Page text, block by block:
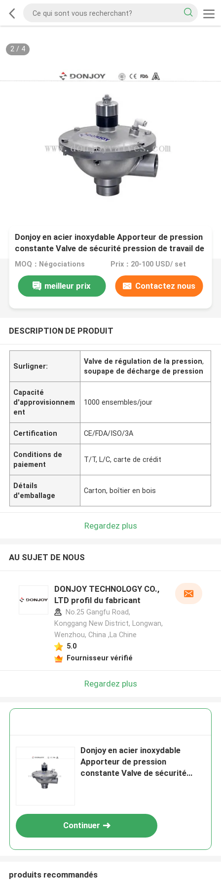
2/ 4
Donjoy en acier inoxydable Apporteur de pression
constante Valve de sécurité pression de travail de
8 bar
MOQ：Négociations Prix：20-100 USD/ set
meilleur prix Contactez nous
DESCRIPTION DE PRODUIT
Surligner:
Valve de régulation de la pression,
soupape de décharge de pression
Capacité
d'approvisionnem
ent
1000 ensembles/jour
Certification CE/FDA/ISO/3A
Conditions de
paiement
T/T, L/C, carte de crédit
Détails
d'emballage
Carton, boîtier en bois
Regardez plus
AU SUJET DE NOUS
DONJOY TECHNOLOGY CO.,
LTD profil du fabricant
No.25 Gangfu Road,
Konggang New District, Longwan,
Wenzhou, China ,La Chine
5.0
Fournisseur vérifié
Regardez plus
Donjoy en acier inoxydable
Apporteur de pression
constante Valve de sécurité
Continuer
produits recommandés